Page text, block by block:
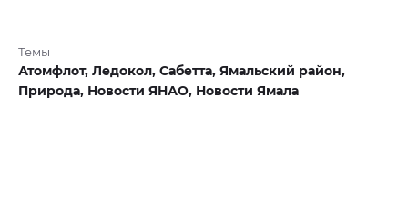
Темы
Атомфлот, Ледокол, Сабетта, Ямальский район,
Природа, Новости ЯНАО, Новости Ямала